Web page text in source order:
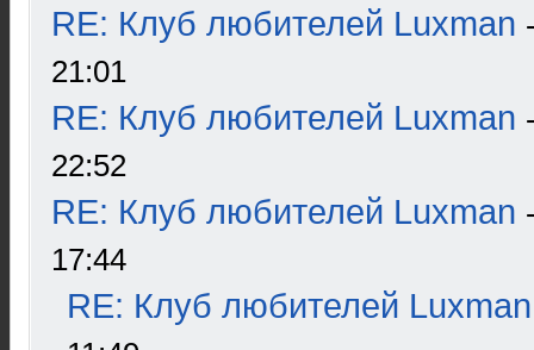
RE: Клуб любителей Luxman
21:01
RE: Клуб любителей Luxman
22:52
RE: Клуб любителей Luxman
17:44
RE: Клуб любителей Luxman